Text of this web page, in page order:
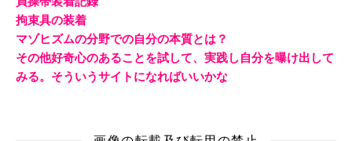
拘束具の装着
マゾヒズムの分野での自分の本質とは？
その他好奇心のあることを試して、実践し自分を曝け出して
みる。そういうサイトになればいいかな